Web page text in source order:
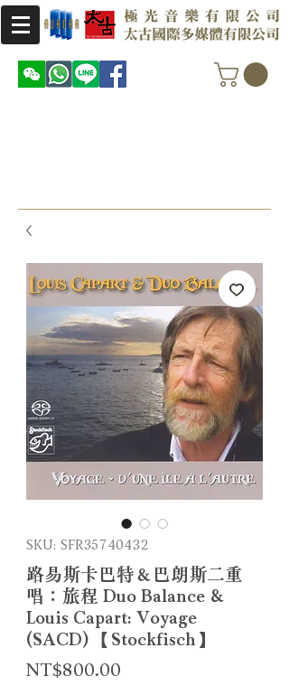
SKU: SFR35740432
路易斯卡巴特＆巴朗斯二重
唱：旅程 Duo Balance &
Louis Capart: Voyage
(SACD) 【Stockfisch】
NT$800.00